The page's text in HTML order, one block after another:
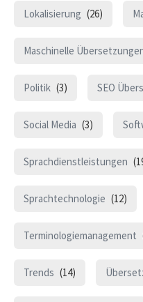
Lokalisierung (26)
Maschinelle
Politik (3) SEO
Social Media (3)
Sprachdienstleistungen
Sprachtechnologie (12)
Terminologiemanagement
Trends (14)